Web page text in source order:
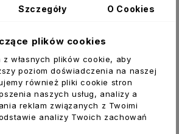
Opis
produktu
Załączniki
Szczegóły O Cookies
plików cookies
własnych plików cookie, aby
poziom doświadczenia na naszej
również pliki cookie stron
naszych usług, analizy a
reklam związanych z Twoimi
analizy Twoich zachowań